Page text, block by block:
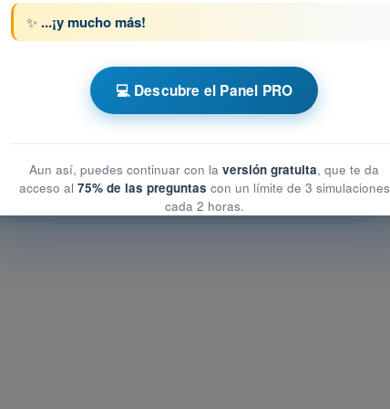
- Licencia de Piloto de Transporte de
✨ ...¡y mucho más!
💻 Descubre el Panel PRO
Aun así, puedes continuar con la versión gratuita, que te da
acceso al 75% de las preguntas con un límite de 3 simulaciones
cada 2 horas.